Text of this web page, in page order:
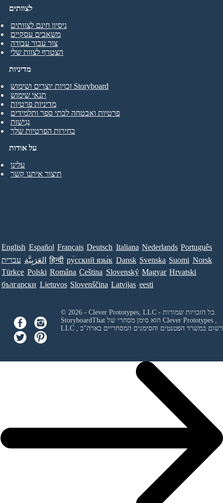
לצוותים
ניסיון חינם לצוותים
משאבים עסקיים
צור עבור עבודה
הצטרף לצוות שלי
על אודות
עלינו
תיצור איתנו קשר
מדיניות
זכויות יוצרים ושימוש Storyboard
תנאי שימוש
מדיניות פרטיות
פרטיות ואבטחה לבתי ספר ותלמידים
נְגִישׁוּת
בחירות הפרטיות שלך
English Español Français Deutsch Italiana Nederlands Português
עברית العَرَبِيَّة हिन्दी ру́сский язы́к Dansk Svenska Suomi Norsk
Türkçe Polski Româna Ceština Slovenský Magyar Hrvatski
български Lietuvos Slovenščina Latvijas eesti
Clever Prototypes ,
LLC
ורשום במשרד הפטנטים והסימנים המסחריים בארה"ב